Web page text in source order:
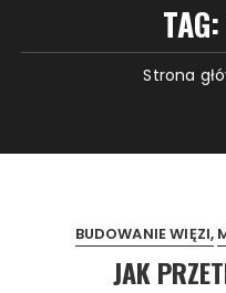
TAG:
Strona
BUDOWANIE WIĘZI
JAK